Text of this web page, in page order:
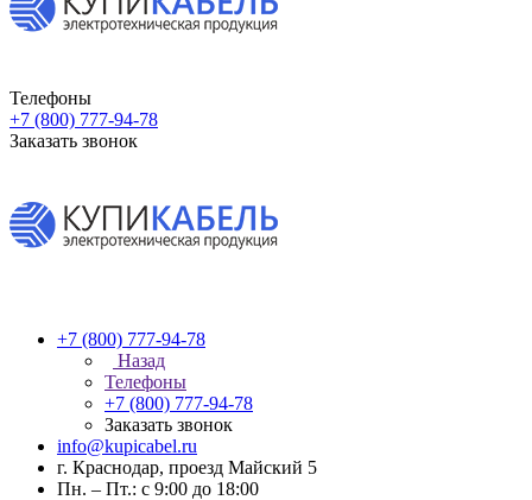
Телефоны
+7 (800) 777-94-78
Заказать звонок
+7 (800) 777-94-78
Назад
Телефоны
+7 (800) 777-94-78
Заказать звонок
info@kupicabel.ru
г. Краснодар, проезд Майский 5
Пн. – Пт.: с 9:00 до 18:00